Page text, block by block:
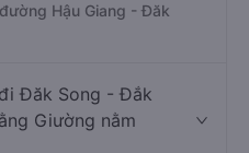
Hậu Giang - Đăk
Đăk Song - Đắk
Giường nằm